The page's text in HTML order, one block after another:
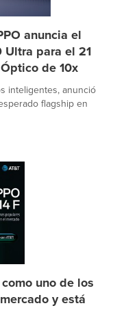
anuncia el
para el 21
de 10x
inteligentes, anunció
flagship en
uno de los
y está